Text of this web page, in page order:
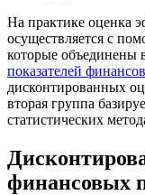
На практике оценка
осуществляется с
которые объединены
показателей
дисконтированных
вторая группа
статистических
финансовых